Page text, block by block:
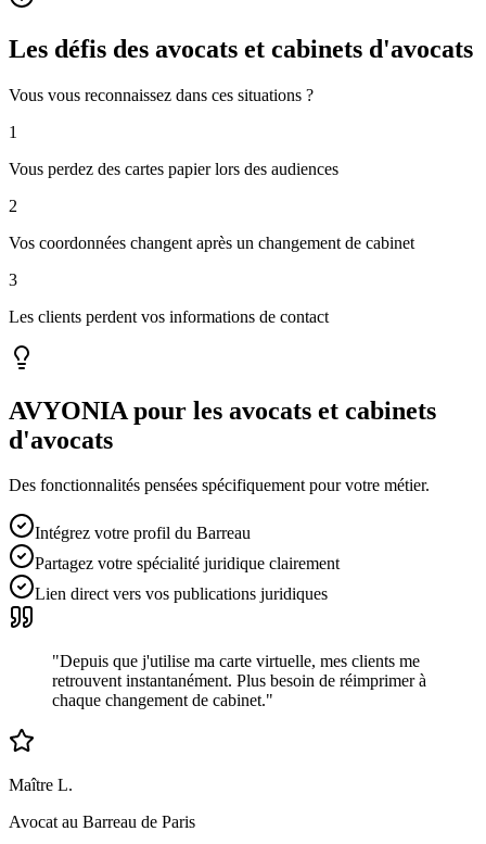
Les défis des avocats et cabinets d'avocats
Vous vous reconnaissez dans ces situations ?
1
Vous perdez des cartes papier lors des audiences
2
Vos coordonnées changent après un changement de cabinet
3
Les clients perdent vos informations de contact
AVYONIA pour les avocats et cabinets
d'avocats
Des fonctionnalités pensées spécifiquement pour votre métier.
Intégrez votre profil du Barreau
Partagez votre spécialité juridique clairement
Lien direct vers vos publications juridiques
"Depuis que j'utilise ma carte virtuelle, mes clients me
retrouvent instantanément. Plus besoin de réimprimer à
chaque changement de cabinet."
Maître L.
Avocat au Barreau de Paris